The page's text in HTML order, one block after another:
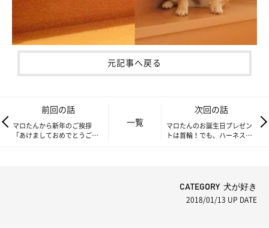
元記事へ戻る
前回の話
マロたんから新年のご挨拶
「あけましておめでとうござ
一覧
次回の話
マロたんのお誕生日プレゼン
トは首輪！でも、ハーネスの
CATEGORY 犬が好き
2018/01/13 UP DATE